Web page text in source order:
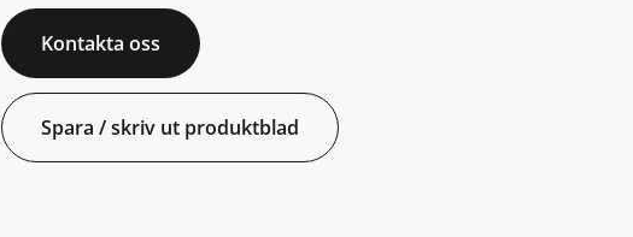
Kontakta oss
Spara / skriv ut produktblad